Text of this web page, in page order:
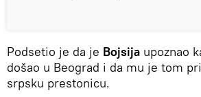
Podsetio je da je Bojsija upoznao
došao u Beograd i da mu je tom
srpsku prestonicu.